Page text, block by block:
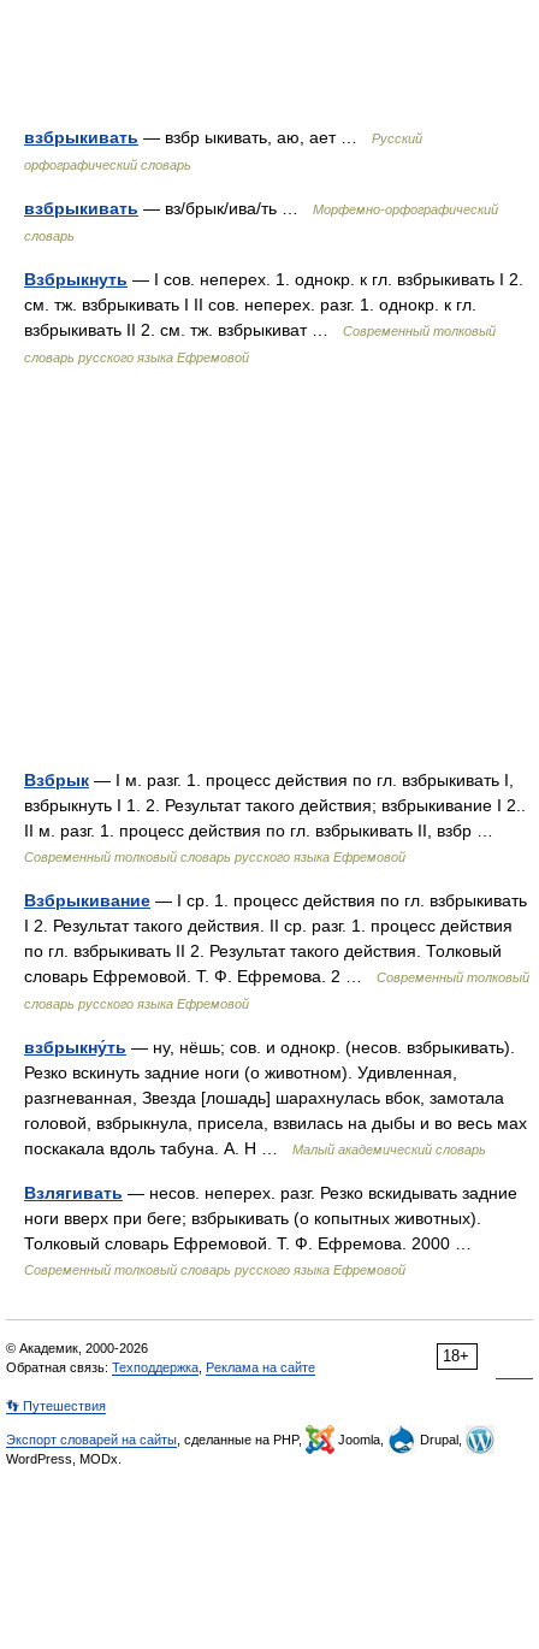
взбрыкивать — взбр ыкивать, аю, ает …
Русский
орфографический словарь
взбрыкивать — вз/брык/ива/ть …
Морфемно-орфографический
словарь
Взбрыкнуть — I сов. неперех. 1. однокр. к гл. взбрыкивать I 2.
см. тж. взбрыкивать I II сов. неперех. разг. 1. однокр. к гл.
взбрыкивать II 2. см. тж. взбрыкиват …
Современный толковый
словарь русского языка Ефремовой
Взбрык — I м. разг. 1. процесс действия по гл. взбрыкивать I,
взбрыкнуть I 1. 2. Результат такого действия; взбрыкивание I 2..
II м. разг. 1. процесс действия по гл. взбрыкивать II, взбр …
Современный толковый словарь русского языка Ефремовой
Взбрыкивание — I ср. 1. процесс действия по гл. взбрыкивать
I 2. Результат такого действия. II ср. разг. 1. процесс действия
по гл. взбрыкивать II 2. Результат такого действия. Толковый
словарь Ефремовой. Т. Ф. Ефремова. 2 …
Современный толковый
словарь русского языка Ефремовой
взбрыкну́ть — ну, нёшь; сов. и однокр. (несов. взбрыкивать).
Резко вскинуть задние ноги (о животном). Удивленная,
разгневанная, Звезда [лошадь] шарахнулась вбок, замотала
головой, взбрыкнула, присела, взвилась на дыбы и во весь мах
поскакала вдоль табуна. А. Н …
Малый академический словарь
Взлягивать — несов. неперех. разг. Резко вскидывать задние
ноги вверх при беге; взбрыкивать (о копытных животных).
Толковый словарь Ефремовой. Т. Ф. Ефремова. 2000 …
Современный толковый словарь русского языка Ефремовой
18+
© Академик, 2000-2026
Обратная связь: Техподдержка Реклама на сайте
👣 Путешествия
Экспорт словарей на сайты , сделанные на PHP, Joomla,
Drupal,
WordPress, MODx.